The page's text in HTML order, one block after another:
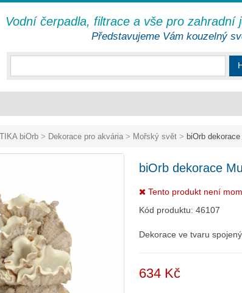
biOrb > Dekorace pro akvária > Mořský svět > biOrb
biOrb dekorace
Tento produkt není
Kód produktu: 46107
Dekorace ve tvaru
634 Kč
Vodní čerpadla, filtrace a vše pro zahradní
Představujeme Vám kouzelný